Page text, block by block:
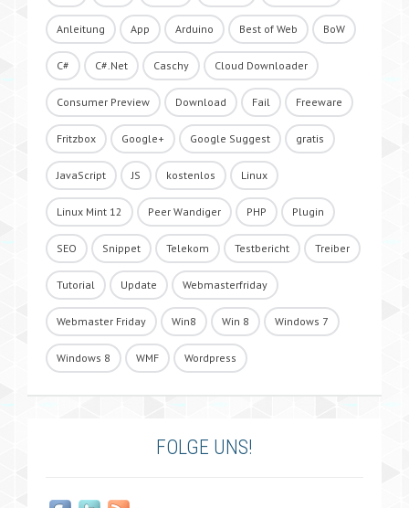
Anleitung App Arduino Best of Web BoW
C# C#.Net Caschy Cloud Downloader
Consumer Preview Download Fail Freeware
Fritzbox Google+ Google Suggest gratis
JavaScript JS kostenlos Linux
Linux Mint 12 Peer Wandiger PHP Plugin
SEO Snippet Telekom Testbericht Treiber
Tutorial Update Webmasterfriday
Webmaster Friday Win8 Win 8 Windows 7
Windows 8 WMF Wordpress
FOLGE UNS!